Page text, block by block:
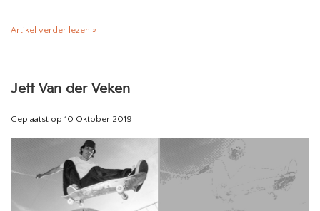
Artikel verder lezen »
Jeff Van der Veken
Geplaatst op 10 Oktober 2019